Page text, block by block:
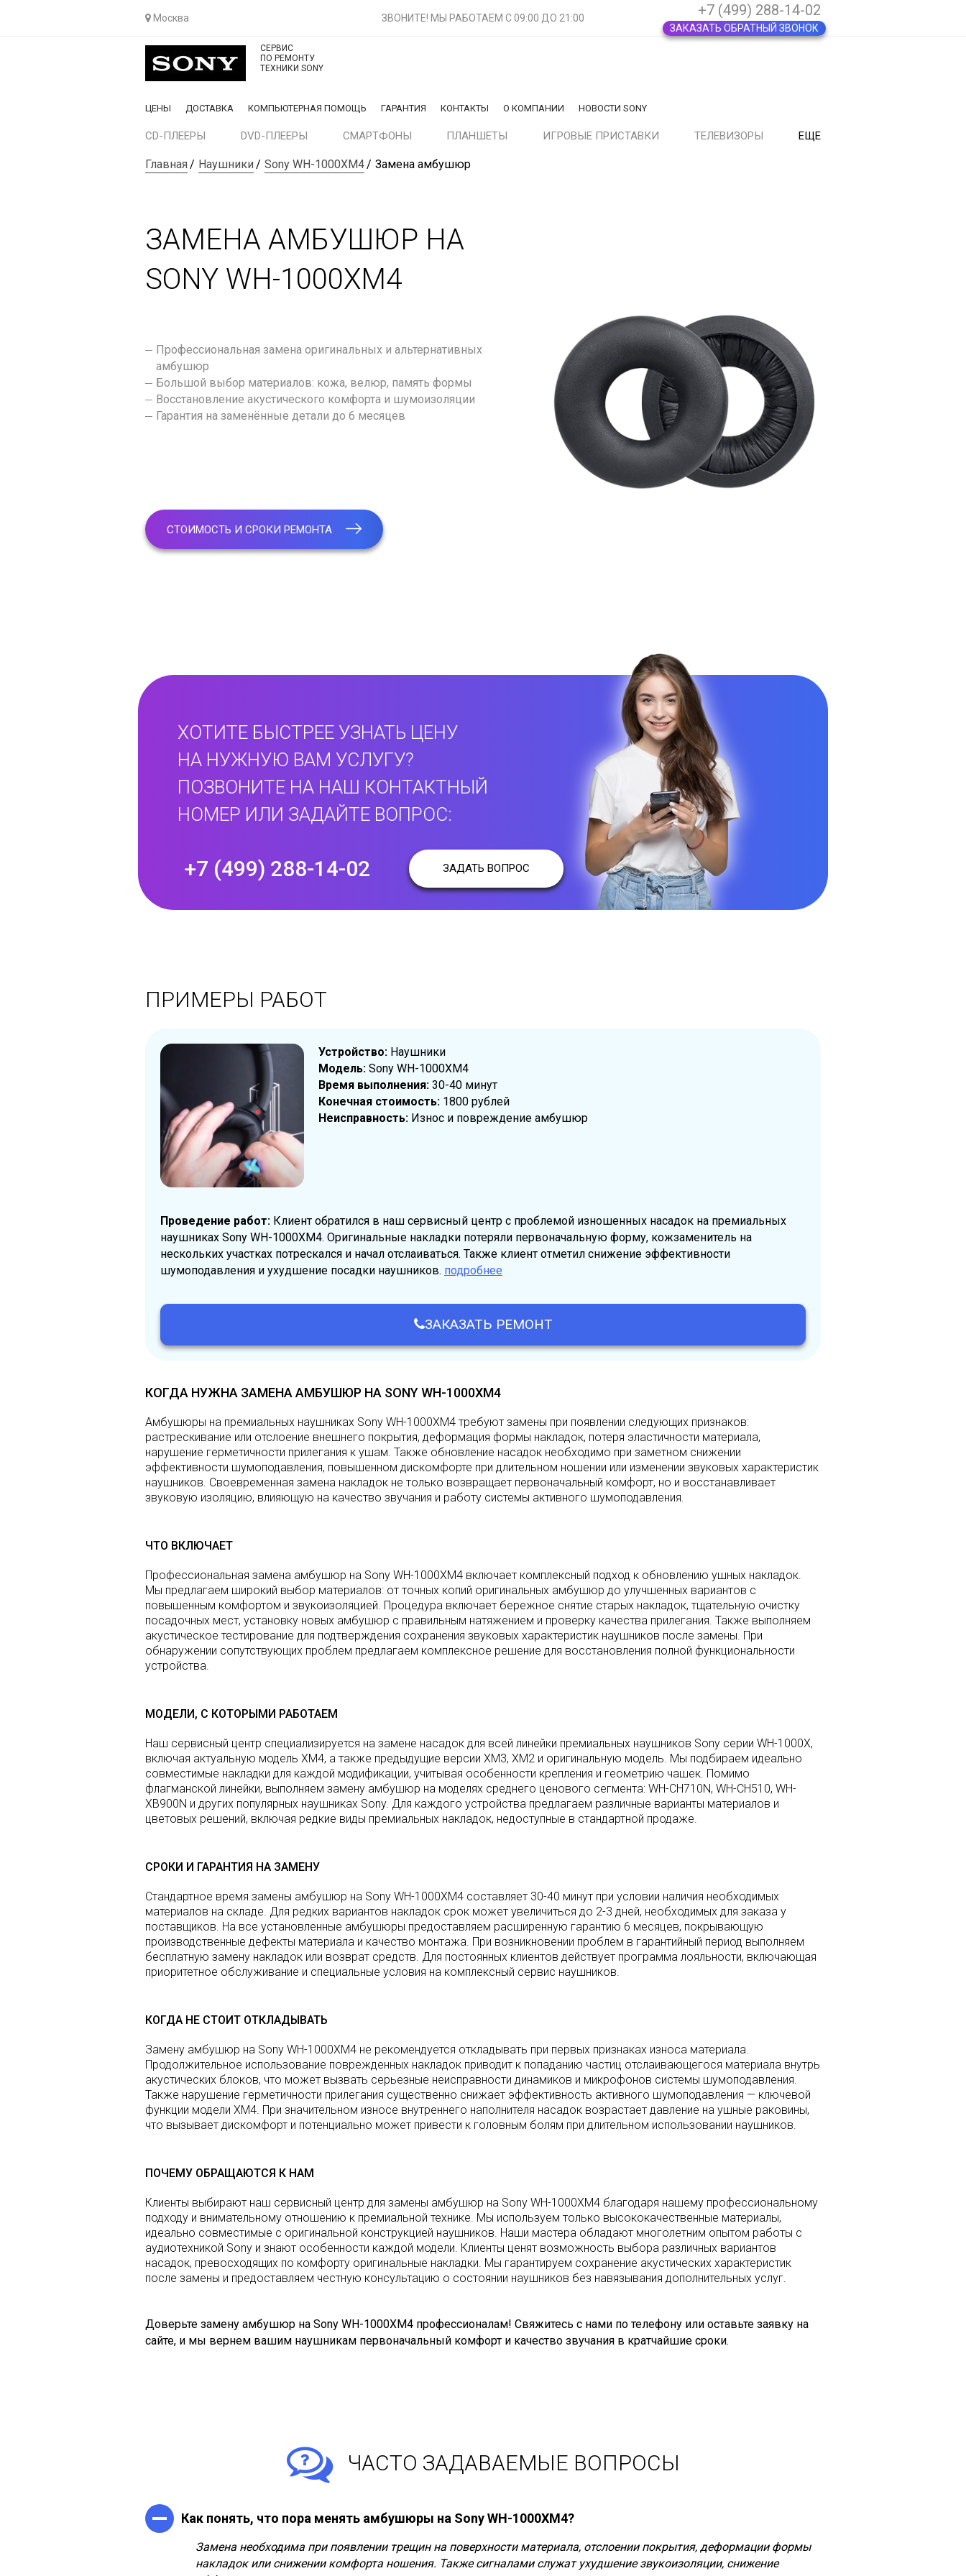
Москва ЗВОНИТЕ! МЫ РАБОТАЕМ С 09:00 ДО 21:00 +7 (499) 288-14-02
ЗАКАЗАТЬ ОБРАТНЫЙ ЗВОНОК
СЕРВИС
ПО РЕМОНТУ
ТЕХНИКИ SONY
ЦЕНЫ ДОСТАВКА КОМПЬЮТЕРНАЯ ПОМОЩЬ ГАРАНТИЯ КОНТАКТЫ О КОМПАНИИ НОВОСТИ SONY
CD-ПЛЕЕРЫ DVD-ПЛЕЕРЫ СМАРТФОНЫ ПЛАНШЕТЫ ИГРОВЫЕ ПРИСТАВКИ ТЕЛЕВИЗОРЫ ЕЩЕ
Главная Наушники Sony WH-1000XM4 Замена амбушюр
ЗАМЕНА АМБУШЮР НА
SONY WH-1000XM4
Профессиональная замена оригинальных и альтернативных
амбушюр
Большой выбор материалов: кожа, велюр, память формы
Восстановление акустического комфорта и шумоизоляции
Гарантия на заменённые детали до 6 месяцев
СТОИМОСТЬ И СРОКИ РЕМОНТА
ХОТИТЕ БЫСТРЕЕ УЗНАТЬ ЦЕНУ
НА НУЖНУЮ ВАМ УСЛУГУ?
ПОЗВОНИТЕ НА НАШ КОНТАКТНЫЙ
НОМЕР ИЛИ ЗАДАЙТЕ ВОПРОС:
+7 (499) 288-14-02 ЗАДАТЬ ВОПРОС
ПРИМЕРЫ РАБОТ
Устройство: Наушники
Модель: Sony WH-1000XM4
Время выполнения: 30-40 минут
Конечная стоимость: 1800 рублей
Неисправность: Износ и повреждение амбушюр
Проведение работ: Клиент обратился в наш сервисный центр с проблемой изношенных насадок на премиальных
наушниках Sony WH-1000XM4. Оригинальные накладки потеряли первоначальную форму, кожзаменитель на
нескольких участках потрескался и начал отслаиваться. Также клиент отметил снижение эффективности
шумоподавления и ухудшение посадки наушников. подробнее
ЗАКАЗАТЬ РЕМОНТ
КОГДА НУЖНА ЗАМЕНА АМБУШЮР НА SONY WH-1000XM4
Амбушюры на премиальных наушниках Sony WH-1000XM4 требуют замены при появлении следующих признаков:
растрескивание или отслоение внешнего покрытия, деформация формы накладок, потеря эластичности материала,
нарушение герметичности прилегания к ушам. Также обновление насадок необходимо при заметном снижении
эффективности шумоподавления, повышенном дискомфорте при длительном ношении или изменении звуковых характеристик
наушников. Своевременная замена накладок не только возвращает первоначальный комфорт, но и восстанавливает
звуковую изоляцию, влияющую на качество звучания и работу системы активного шумоподавления.
ЧТО ВКЛЮЧАЕТ
Профессиональная замена амбушюр на Sony WH-1000XM4 включает комплексный подход к обновлению ушных накладок.
Мы предлагаем широкий выбор материалов: от точных копий оригинальных амбушюр до улучшенных вариантов с
повышенным комфортом и звукоизоляцией. Процедура включает бережное снятие старых накладок, тщательную очистку
посадочных мест, установку новых амбушюр с правильным натяжением и проверку качества прилегания. Также выполняем
акустическое тестирование для подтверждения сохранения звуковых характеристик наушников после замены. При
обнаружении сопутствующих проблем предлагаем комплексное решение для восстановления полной функциональности
устройства.
МОДЕЛИ, С КОТОРЫМИ РАБОТАЕМ
Наш сервисный центр специализируется на замене насадок для всей линейки премиальных наушников Sony серии WH-1000X,
включая актуальную модель XM4, а также предыдущие версии XM3, XM2 и оригинальную модель. Мы подбираем идеально
совместимые накладки для каждой модификации, учитывая особенности крепления и геометрию чашек. Помимо
флагманской линейки, выполняем замену амбушюр на моделях среднего ценового сегмента: WH-CH710N, WH-CH510, WH-
XB900N и других популярных наушниках Sony. Для каждого устройства предлагаем различные варианты материалов и
цветовых решений, включая редкие виды премиальных накладок, недоступные в стандартной продаже.
СРОКИ И ГАРАНТИЯ НА ЗАМЕНУ
Стандартное время замены амбушюр на Sony WH-1000XM4 составляет 30-40 минут при условии наличия необходимых
материалов на складе. Для редких вариантов накладок срок может увеличиться до 2-3 дней, необходимых для заказа у
поставщиков. На все установленные амбушюры предоставляем расширенную гарантию 6 месяцев, покрывающую
производственные дефекты материала и качество монтажа. При возникновении проблем в гарантийный период выполняем
бесплатную замену накладок или возврат средств. Для постоянных клиентов действует программа лояльности, включающая
приоритетное обслуживание и специальные условия на комплексный сервис наушников.
КОГДА НЕ СТОИТ ОТКЛАДЫВАТЬ
Замену амбушюр на Sony WH-1000XM4 не рекомендуется откладывать при первых признаках износа материала.
Продолжительное использование поврежденных накладок приводит к попаданию частиц отслаивающегося материала внутрь
акустических блоков, что может вызвать серьезные неисправности динамиков и микрофонов системы шумоподавления.
Также нарушение герметичности прилегания существенно снижает эффективность активного шумоподавления — ключевой
функции модели XM4. При значительном износе внутреннего наполнителя насадок возрастает давление на ушные раковины,
что вызывает дискомфорт и потенциально может привести к головным болям при длительном использовании наушников.
ПОЧЕМУ ОБРАЩАЮТСЯ К НАМ
Клиенты выбирают наш сервисный центр для замены амбушюр на Sony WH-1000XM4 благодаря нашему профессиональному
подходу и внимательному отношению к премиальной технике. Мы используем только высококачественные материалы,
идеально совместимые с оригинальной конструкцией наушников. Наши мастера обладают многолетним опытом работы с
аудиотехникой Sony и знают особенности каждой модели. Клиенты ценят возможность выбора различных вариантов
насадок, превосходящих по комфорту оригинальные накладки. Мы гарантируем сохранение акустических характеристик
после замены и предоставляем честную консультацию о состоянии наушников без навязывания дополнительных услуг.
Доверьте замену амбушюр на Sony WH-1000XM4 профессионалам! Свяжитесь с нами по телефону или оставьте заявку на
сайте, и мы вернем вашим наушникам первоначальный комфорт и качество звучания в кратчайшие сроки.
ЧАСТО ЗАДАВАЕМЫЕ ВОПРОСЫ
Как понять, что пора менять амбушюры на Sony WH-1000XM4?
Замена необходима при появлении трещин на поверхности материала, отслоении покрытия, деформации формы
накладок или снижении комфорта ношения. Также сигналами служат ухудшение звукоизоляции, снижение